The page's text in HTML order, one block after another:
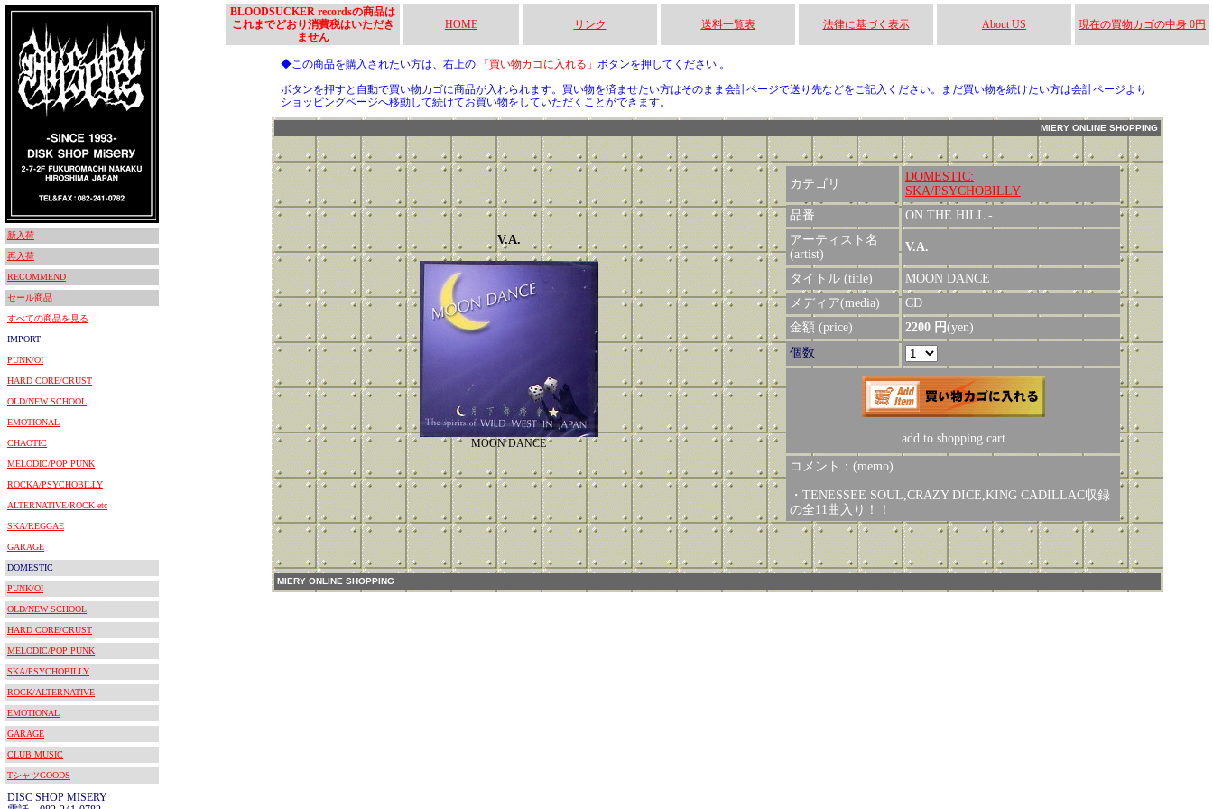
新入荷
再入荷
RECOMMEND
セール商品
すべての商品を見る
IMPORT
PUNK/OI
HARD CORE/CRUST
OLD/NEW SCHOOL
EMOTIONAL
CHAOTIC
MELODIC/POP PUNK
ROCKA/PSYCHOBILLY
ALTERNATIVE/ROCK etc
SKA/REGGAE
GARAGE
DOMESTIC
PUNK/OI
OLD/NEW SCHOOL
HARD CORE/CRUST
MELODIC/POP PUNK
SKA/PSYCHOBILLY
ROCK/ALTERNATIVE
EMOTIONAL
GARAGE
CLUB MUSIC
TシャツGOODS
DISC SHOP MISERY
BLOODSUCKER recordsの商品は
これまでどおり消費税はいただき
ません
HOME リンク 送料一覧表 法律に基づく表示 About US 現在の買物カゴの中身 0円
◆この商品を購入されたい方は、右上の 「買い物カゴに入れる」 ボタンを押してください 。
ボタンを押すと自動で買い物カゴに商品が入れられます。買い物を済ませたい方はそのまま会計ページで送り先などをご記入ください。まだ買い物を続けたい方は会計ページより
ショッピングページへ移動して続けてお買い物をしていただくことができます。
MIERY ONLINE SHOPPING
V.A.
MOON DANCE
カテゴリ
DOMESTIC:
SKA/PSYCHOBILLY
品番
ON THE HILL -
アーティスト名
(artist)
V.A.
タイトル (title)
MOON DANCE
メディア(media)
CD
金額 (price)
2200 円(yen)
個数
add to shopping cart
コメント：(memo)
・TENESSEE SOUL,CRAZY DICE,KING CADILLAC収録
の全11曲入り！！
MIERY ONLINE SHOPPING